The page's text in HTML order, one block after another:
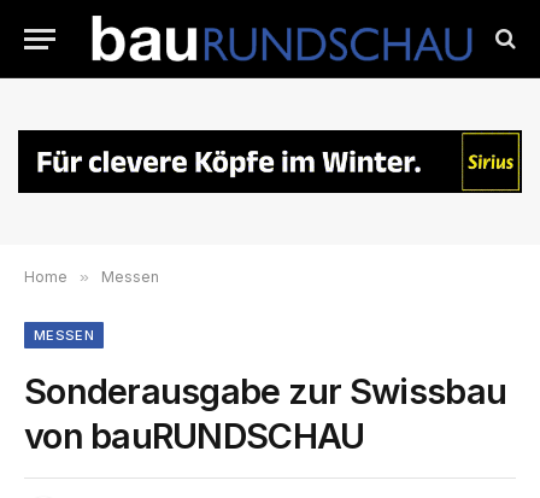
Home » Messen
MESSEN
Sonderausgabe zur Swissbau
von bauRUNDSCHAU